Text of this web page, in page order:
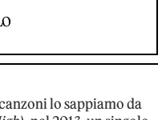
lo sappiamo da